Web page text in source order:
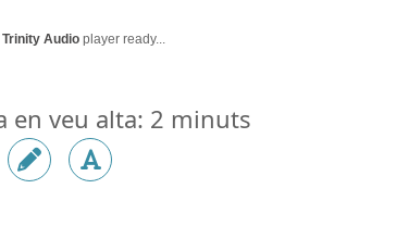
Trinity Audio player ready...